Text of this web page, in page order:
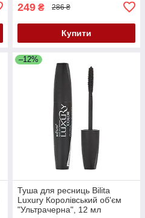
249 ₴ 286 ₴
Купити
–12%
Туша для ресниць Bilita
Luxury Королівський об'єм
"Ультрачерна", 12 мл